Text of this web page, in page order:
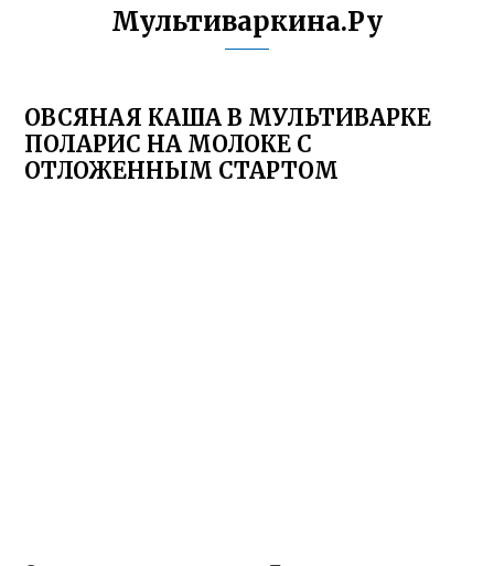
Мультиваркина.Ру
ОВСЯНАЯ КАША В МУЛЬТИВАРКЕ
ПОЛАРИС НА МОЛОКЕ С
ОТЛОЖЕННЫМ СТАРТОМ